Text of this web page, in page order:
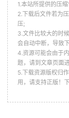
1.本站所提供的压
2.下载后文件若为
压;
3.文件比较大的时
会自动中断，导致
4.资源可能会由于
题，请到文章页面
5.下载资源版权归
用，请支持正版！